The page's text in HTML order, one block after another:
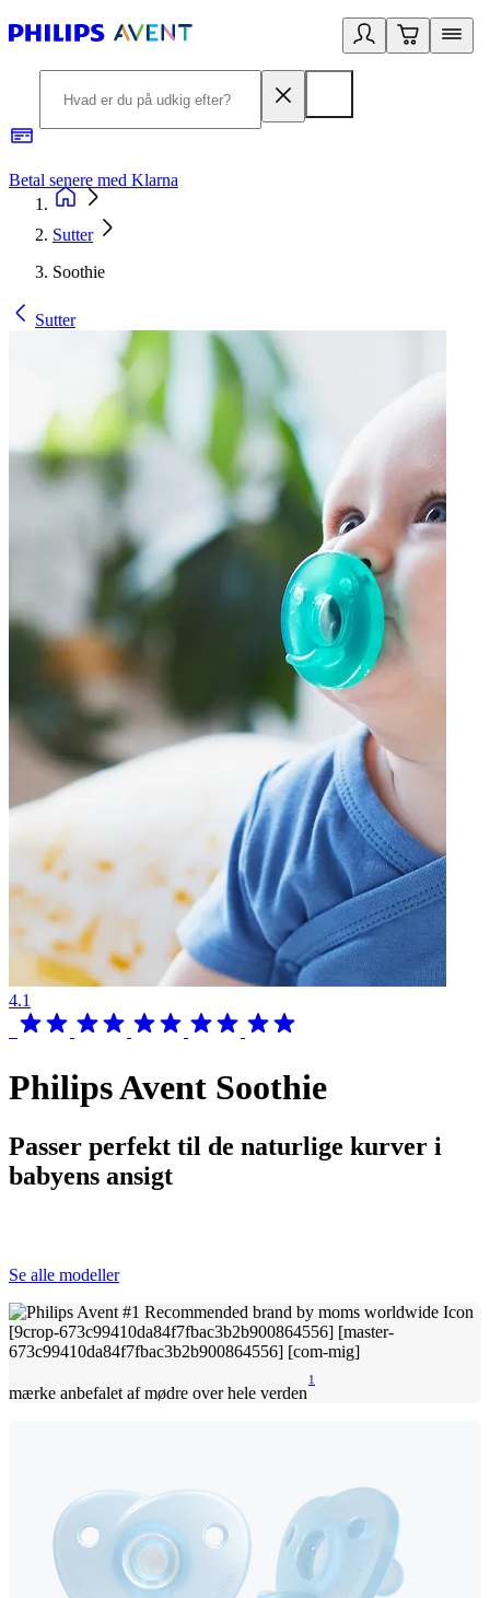
Betal senere med Klarna
Sutter
Soothie
Sutter
4.1
Philips Avent Soothie
Passer perfekt til de naturlige kurver i
babyens ansigt
Se alle modeller
mærke anbefalet af mødre over hele verden
1